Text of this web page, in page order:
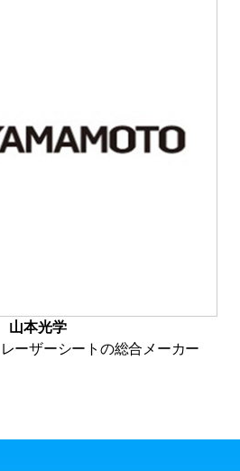
山本光学
ーザーシートの総合メーカー